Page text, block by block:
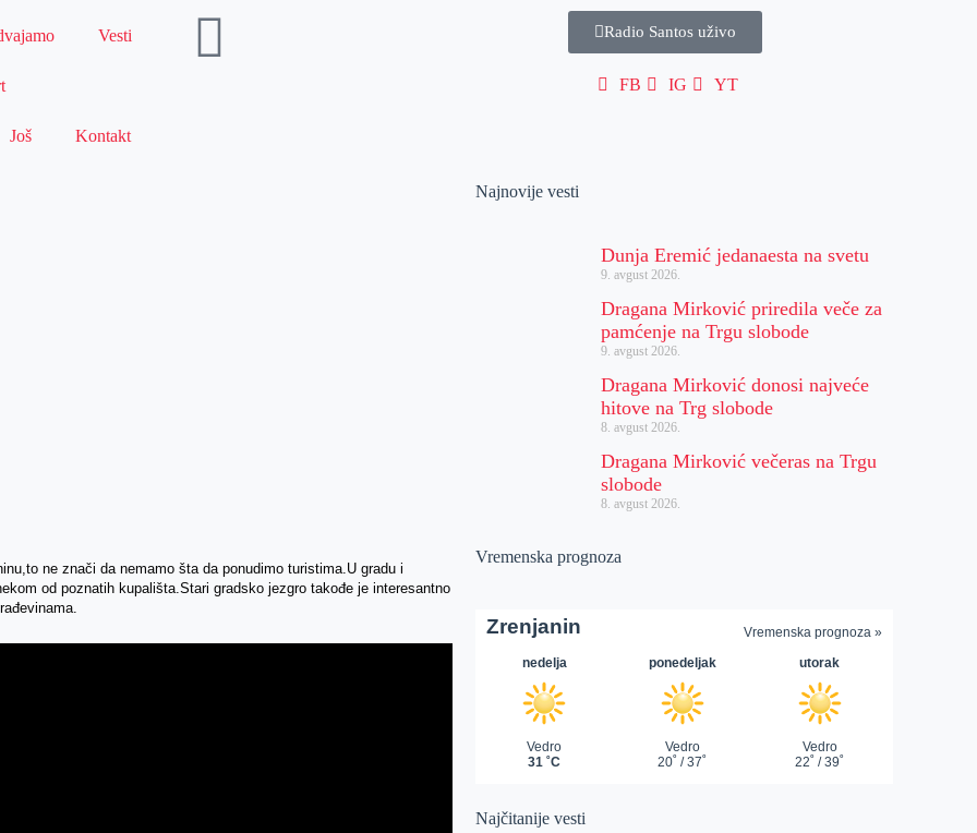
Vesti
Još Kontakt
Radio Santos uživo
FB IG YT
ne znači da nemamo šta da ponudimo turistima.U gradu i
od poznatih kupališta.Stari gradsko jezgro takođe je interesantno
Najnovije vesti
Dunja Eremić jedanaesta na svetu
9. avgust 2026.
Dragana Mirković priredila veče za
pamćenje na Trgu slobode
9. avgust 2026.
Dragana Mirković donosi najveće
hitove na Trg slobode
8. avgust 2026.
Dragana Mirković večeras na Trgu
slobode
8. avgust 2026.
Vremenska prognoza
Najčitanije vesti